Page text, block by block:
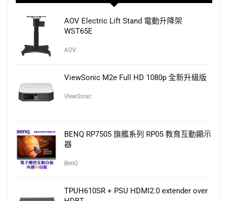
AOV Electric Lift Stand 電動升降架
WST65E
AOV
ViewSonic M2e Full HD 1080p 全新升級版
ViewSonic
BENQ RP7505 旗艦系列 RP05 教育互動顯示
器
BenQ
TPUH610SR + PSU HDMI2.0 extender over